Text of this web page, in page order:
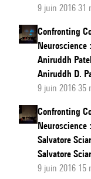
9 juin 2016 31
Confronting
Neuroscience
Aniruddh
Aniruddh D.
9 juin 2016 35
Confronting
Neuroscience
Salvatore
Salvatore
9 juin 2016 15